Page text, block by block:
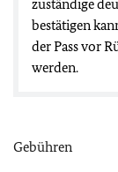
zuständige
bestätigen
der Pass vor
werden.
Gebühren